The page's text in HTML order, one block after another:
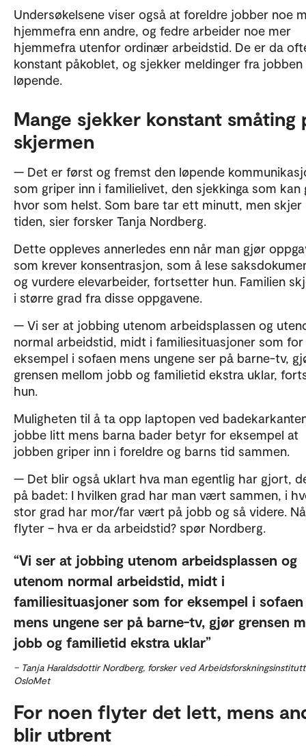
Undersøkelsene viser også at foreldre jobber noe
hjemmefra enn andre, og fedre arbeider noe mer
hjemmefra utenfor ordinær arbeidstid. De er da
konstant påkoblet, og sjekker meldinger fra jobben
løpende.
Mange sjekker konstant småting
skjermen
— Det er først og fremst den løpende
som griper inn i familielivet, den sjekkinga som kan
hvor som helst. Som bare tar ett minutt, men skjer
tiden, sier forsker Tanja Nordberg.
Dette oppleves annerledes enn når man gjør
som krever konsentrasjon, som å lese
og vurdere elevarbeider, fortsetter hun. Familien
i større grad fra disse oppgavene.
— Vi ser at jobbing utenom arbeidsplassen og
normal arbeidstid, midt i familiesituasjoner som for
eksempel i sofaen mens ungene ser på barne-tv,
grensen mellom jobb og familietid ekstra uklar,
hun.
Muligheten til å ta opp laptopen ved
jobbe litt mens barna bader betyr for eksempel at
jobben griper inn i foreldre og barns tid sammen.
— Det blir også uklart hva man egentlig har gjort,
på badet: I hvilken grad har man vært sammen, i
stor grad har mor/far vært på jobb og så videre.
flyter – hva er da arbeidstid? spør Nordberg.
Vi ser at jobbing utenom arbeidsplassen og
utenom normal arbeidstid, midt i
familiesituasjoner som for eksempel i sofaen
mens ungene ser på barne-tv, gjør grensen
jobb og familietid ekstra uklar
– Tanja Haraldsdottir Nordberg, forsker ved
OsloMet
For noen flyter det lett, mens
blir utbrent